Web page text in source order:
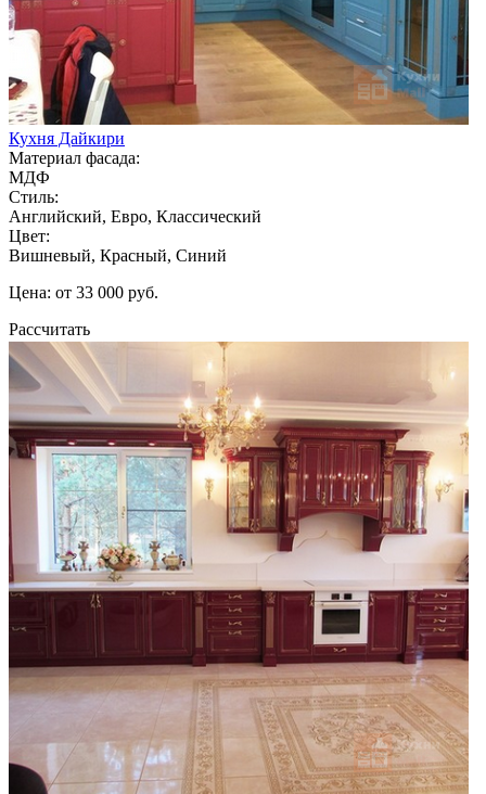
Кухня Дайкири
Материал фасада:
МДФ
Стиль:
Английский, Евро, Классический
Цвет:
Вишневый, Красный, Синий
Цена: от 33 000 руб.
Рассчитать